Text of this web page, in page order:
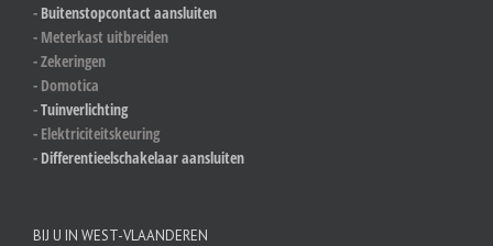
- Buitenstopcontact aansluiten
- Meterkast uitbreiden
- Zekeringen
- Domotica
-Tuinverlichting
- Elektriciteitskeuring
- Differentieelschakelaar aansluiten
BIJ U IN WEST-VLAANDEREN